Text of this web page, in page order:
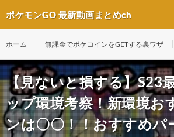
ポケモンGO 最新動画まとめch
ホーム 無課金でポケコインをGETする裏ワザ
【見ないと損する】S23
ップ環境考察！新環境お
ンは〇〇！！おすすめパ